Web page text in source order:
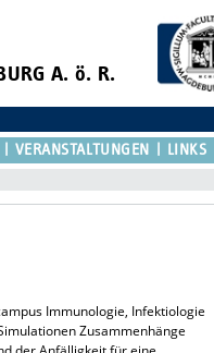
A. ö. R.
VERANSTALTUNGEN LINKS
Immunologie, Infektiologie
Zusammenhänge